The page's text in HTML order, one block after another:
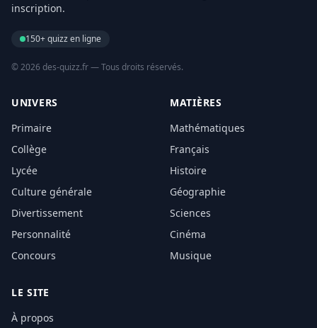
inscription.
150+ quizz en ligne
© 2026 des-quizz.fr — Tous droits réservés.
UNIVERS
Primaire
Collège
Lycée
Culture générale
Divertissement
Personnalité
Concours
MATIÈRES
Mathématiques
Français
Histoire
Géographie
Sciences
Cinéma
Musique
LE SITE
À propos